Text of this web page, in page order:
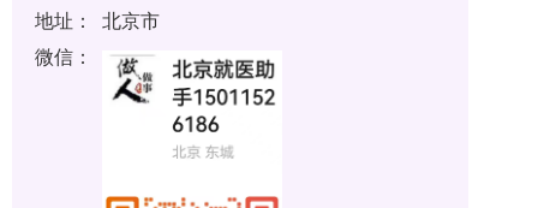
地址：
北京市
微信：